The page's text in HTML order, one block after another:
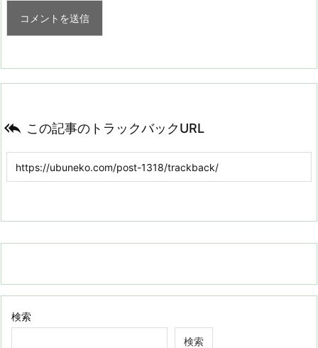
 この記事のトラックバックURL
検索
検索